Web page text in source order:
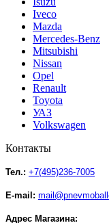
Iveco
Mazda
Mercedes-Benz
Mitsubishi
Nissan
Opel
Renault
Toyota
УАЗ
Volkswagen
Контакты
Тел.: +7(495)236-7005
E-mail:
Адрес Магазина: